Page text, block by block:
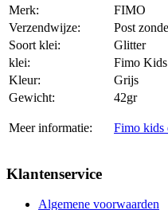
Merk:
FIMO
Verzendwijze:
Post
Soort klei:
Glitter
klei:
Fimo Kids
Kleur:
Grijs
Gewicht:
42gr
Meer informatie: Fimo kids
Klantenservice
Algemene voorwaarden